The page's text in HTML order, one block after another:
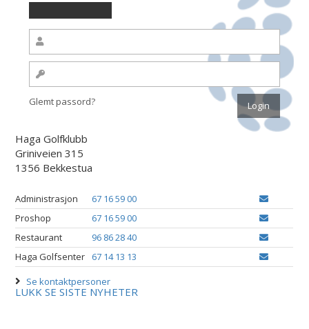
Glemt passord?
Haga Golfklubb
Griniveien 315
1356 Bekkestua
Administrasjon
67 16 59 00
Proshop
67 16 59 00
Restaurant
96 86 28 40
Haga Golfsenter
67 14 13 13
Se kontaktpersoner
LUKK SE SISTE NYHETER